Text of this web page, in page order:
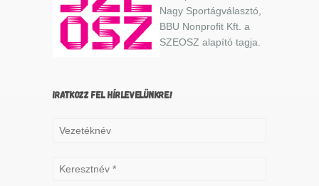
Nagy Sportágválasztó,
BBU Nonprofit Kft. a
SZEOSZ alapító tagja.
IRATKOZZ FEL HÍRLEVELÜNKRE!